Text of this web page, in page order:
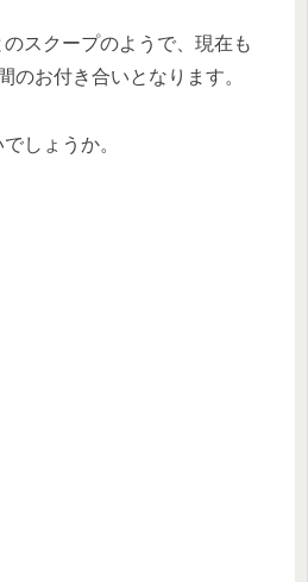
スクープのようで、現在も
のお付き合いとなります。
しょうか。